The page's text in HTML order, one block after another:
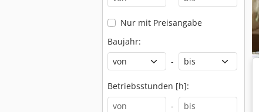
Nur mit Preisangabe
Baujahr:
-
Betriebsstunden [h]:
-